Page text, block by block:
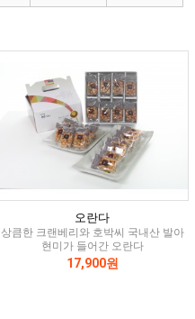
오란다
상큼한 크랜베리와 호박씨 국내산 발아
현미가 들어간 오란다
17,900원